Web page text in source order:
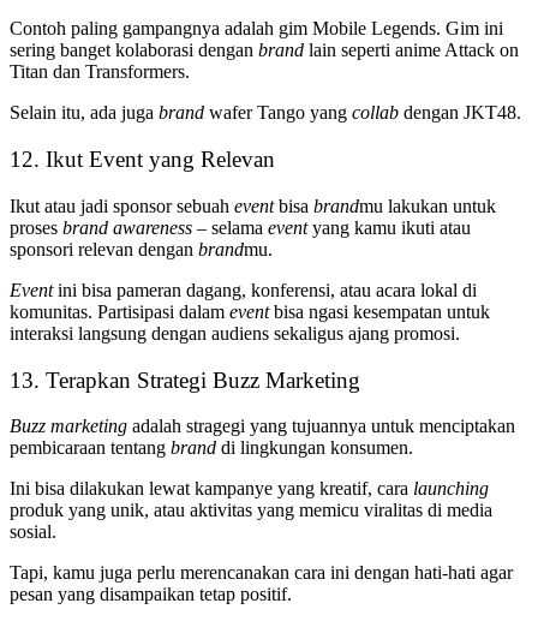
Contoh paling gampangnya adalah gim Mobile Legends. Gim ini
sering banget kolaborasi dengan brand lain seperti anime Attack on
Titan dan Transformers.
Selain itu, ada juga brand wafer Tango yang collab dengan JKT48.
12. Ikut Event yang Relevan
Ikut atau jadi sponsor sebuah eventbisa brandmu lakukan untuk
proses brand awareness – selama eventyang kamu ikuti atau
sponsori relevan dengan brandmu.
Eventini bisa pameran dagang, konferensi, atau acara lokal di
komunitas. Partisipasi dalam eventbisa ngasi kesempatan untuk
interaksi langsung dengan audiens sekaligus ajang promosi.
13. Terapkan Strategi Buzz Marketing
Buzz marketing adalah stragegi yang tujuannya untuk menciptakan
pembicaraan tentang brand di lingkungan konsumen.
Ini bisa dilakukan lewat kampanye yang kreatif, cara launching
produk yang unik, atau aktivitas yang memicu viralitas di media
sosial.
Tapi, kamu juga perlu merencanakan cara ini dengan hati-hati agar
pesan yang disampaikan tetap positif.